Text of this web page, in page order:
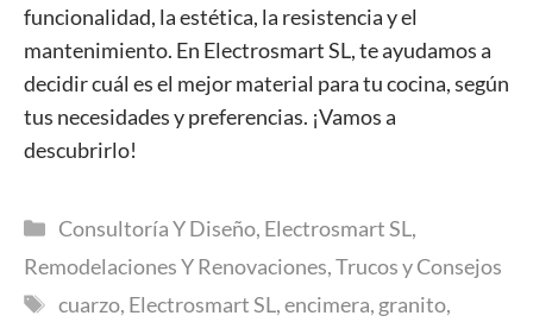
funcionalidad, la estética, la resistencia y el
mantenimiento. En Electrosmart SL, te ayudamos a
decidir cuál es el mejor material para tu cocina, según
tus necesidades y preferencias. ¡Vamos a
descubrirlo!
Categorías
Consultoría Y Diseño, Electrosmart SL,
Remodelaciones Y Renovaciones,Trucos y Consejos
Etiquetas
cuarzo, Electrosmart SL,encimera, granito,